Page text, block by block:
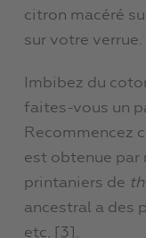
citron macéré
sur votre
Imbibez du
faites-vous un
Recommencez
est obtenue par
printaniers de
ancestral a des
etc. [3].